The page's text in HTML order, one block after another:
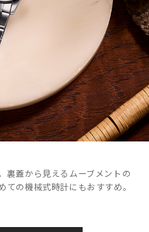
裏蓋から見えるムーブメントの
の機械式時計にもおすすめ。